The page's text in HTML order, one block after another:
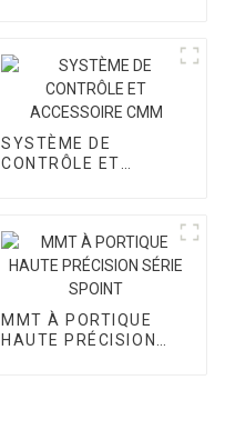
SYSTÈME DE
CONTRÔLE ET
MMT À PORTIQUE
HAUTE PRÉCISION